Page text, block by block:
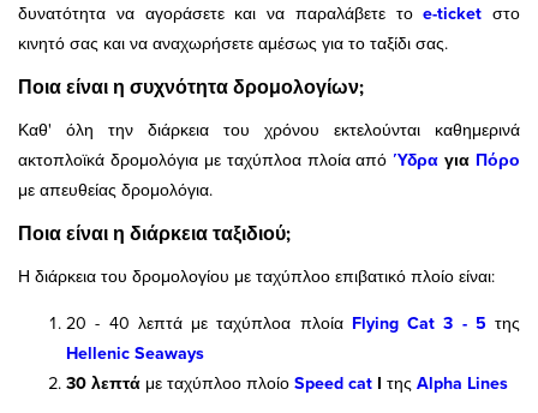
δυνατότητα να αγοράσετε και να παραλάβετε τοe-ticket στο
κινητό σας και να αναχωρήσετε αμέσως για το ταξίδι σας.
Ποια είναι η συχνότητα δρομολογίων;
Καθ' όλη την διάρκεια του χρόνου εκτελούνται καθημερινά
ακτοπλοϊκά δρομολόγια με ταχύπλοα πλοία από Ύδρα για Πόρο
με απευθείας δρομολόγια.
Ποια είναι η διάρκεια ταξιδιού;
Η διάρκεια του δρομολογίου με ταχύπλοο επιβατικό πλοίο είναι:
20 - 40 λεπτά με ταχύπλοα πλοία Flying Cat 3 - 5 της
Hellenic Seaways
30 λεπτά με ταχύπλοο πλοίο Speed cat Ι της Alpha Lines